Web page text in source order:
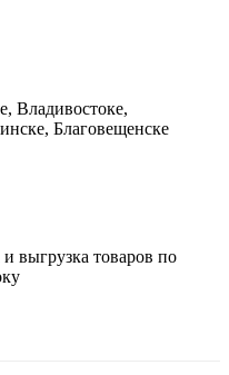
Владивостоке,
Благовещенске
выгрузка товаров по